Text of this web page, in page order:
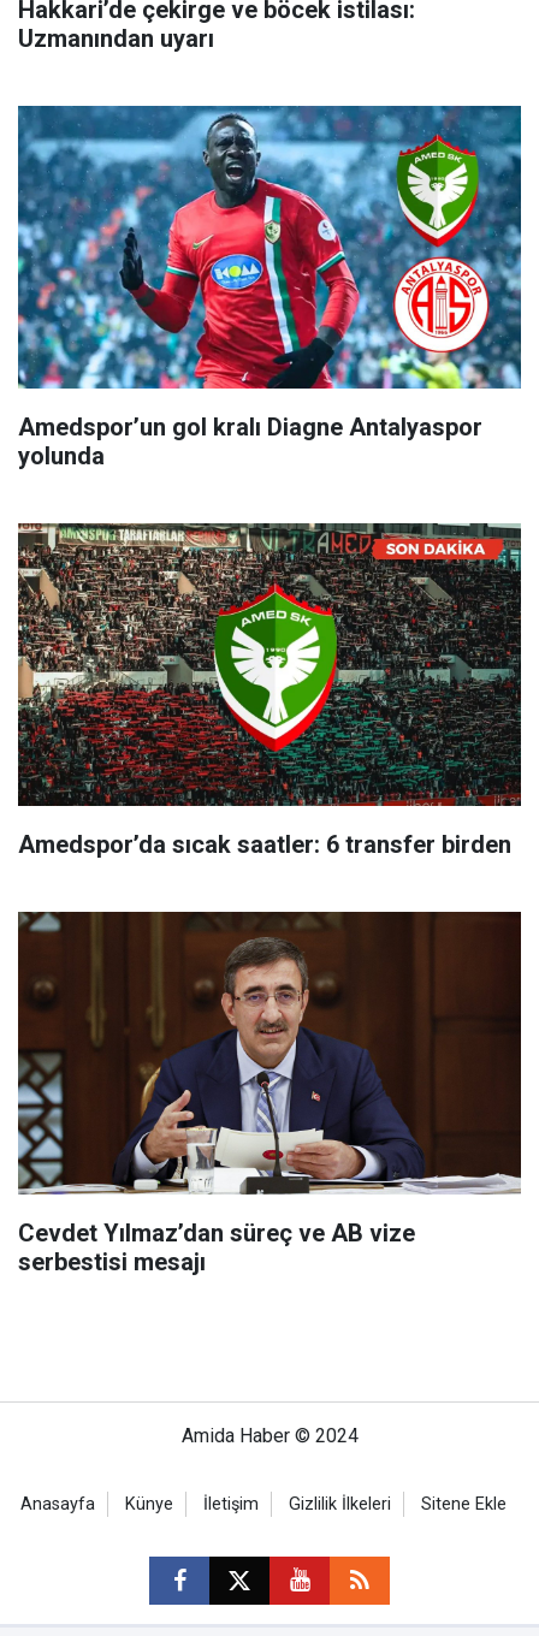
Hakkari’de çekirge ve böcek istilası:
Uzmanından uyarı
Amedspor’un gol kralı Diagne Antalyaspor
yolunda
Amedspor’da sıcak saatler: 6 transfer birden
Cevdet Yılmaz’dan süreç ve AB vize
serbestisi mesajı
Amida Haber © 2024
Anasayfa Künye İletişim Gizlilik İlkeleri Sitene Ekle